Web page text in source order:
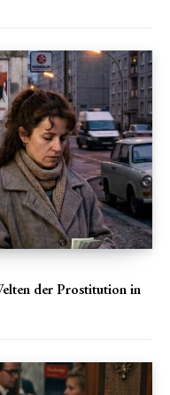
der Prostitution in